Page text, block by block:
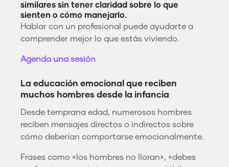
similares sin tener claridad sobre lo que
sienten o cómo manejarlo.
Hablar con un profesional puede ayudarte a
comprender mejor lo que estás viviendo.
Agenda una sesión
La educación emocional que reciben
muchos hombres desde la infancia
Desde temprana edad, numerosos hombres
reciben mensajes directos o indirectos sobre
cómo deberían comportarse emocionalmente.
Frases como «los hombres no lloran», «debes